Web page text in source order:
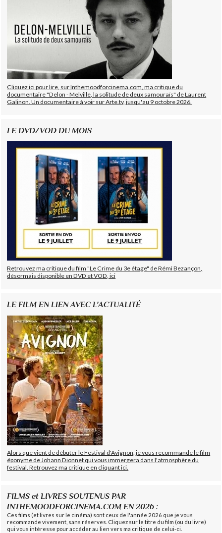
Cliquez ici pour lire, sur Inthemoodforcinema.com, ma critique du
documentaire "Delon - Melville, la solitude de deux samouraïs" de Laurent
Galinon. Un documentaire à voir sur Arte.tv, jusqu'au 9 octobre 2026.
LE DVD/VOD DU MOIS
Retrouvez ma critique du film "Le Crime du 3e étage" de Rémi Bezançon,
désormais disponible en DVD et VOD, ici
LE FILM EN LIEN AVEC L'ACTUALITÉ
Alors que vient de débuter le Festival d'Avignon, je vous recommande le film
éponyme de Johann Dionnet qui vous immergera dans l'atmosphère du
festival. Retrouvez ma critique en cliquant ici.
FILMS et LIVRES SOUTENUS PAR
INTHEMOODFORCINEMA.COM EN 2026 :
Ces films (et livres sur le cinéma) sont ceux de l'année 2026 que je vous
recommande vivement, sans réserves. Cliquez sur le titre du film (ou du livre)
qui vous intéresse pour accéder au lien vers ma critique de celui-ci.